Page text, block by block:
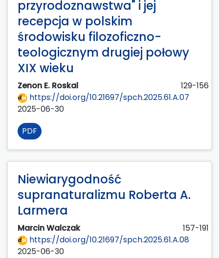
przyrodoznawstwa" i jej
recepcja w polskim
środowisku filozoficzno-
teologicznym drugiej połowy
XIX wieku
Zenon E. Roskal
129-156
https://doi.org/10.21697/spch.2025.61.A.07
2025-06-30
PDF
Niewiarygodność
supranaturalizmu Roberta A.
Larmera
Marcin Walczak
157-191
https://doi.org/10.21697/spch.2025.61.A.08
2025-06-30